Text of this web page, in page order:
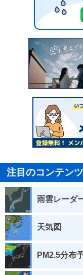
注目のコンテンツ
雨雲レーダ
天気図
PM2.5分布